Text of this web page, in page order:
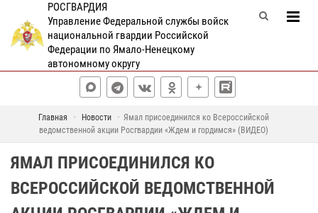
РОСГВАРДИЯ
Управление Федеральной службы войск
национальной гвардии Российской
Федерации по Ямало-Ненецкому
автономному округу
Главная Новости
Ямал присоединился ко Всероссийской
ведомственной акции Росгвардии «Ждем и гордимся» (ВИДЕО)
ЯМАЛ ПРИСОЕДИНИЛСЯ КО
ВСЕРОССИЙСКОЙ ВЕДОМСТВЕННОЙ